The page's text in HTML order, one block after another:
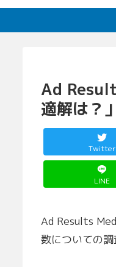
Ad
適解は？」
Twitter
LINE
Ad Results
数についての